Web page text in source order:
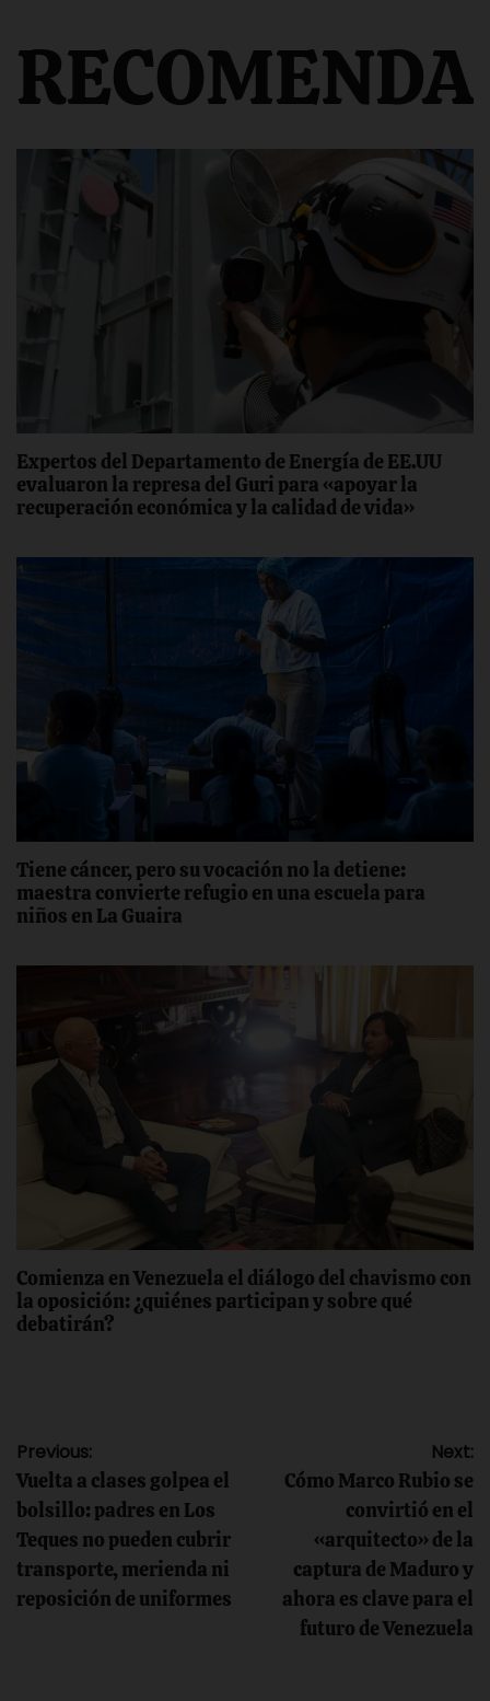
Expertos del Departamento de Energía de EE.UU
evaluaron la represa del Guri para «apoyar la
recuperación económica y la calidad de vida»
Tiene cáncer, pero su vocación no la detiene:
maestra convierte refugio en una escuela para
niños en La Guaira
Comienza en Venezuela el diálogo del chavismo con
la oposición: ¿quiénes participan y sobre qué
debatirán?
Navegación
de
entradas
Previous:
Vuelta a clases golpea el
bolsillo: padres en Los
Teques no pueden cubrir
transporte, merienda ni
reposición de uniformes
Next:
Cómo Marco Rubio se
convirtió en el
«arquitecto» de la
captura de Maduro y
ahora es clave para el
futuro de Venezuela